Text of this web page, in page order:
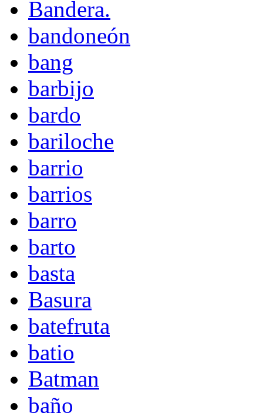
Bandera.
bandoneón
bang
barbijo
bardo
bariloche
barrio
barrios
barro
barto
basta
Basura
batefruta
batio
Batman
baño